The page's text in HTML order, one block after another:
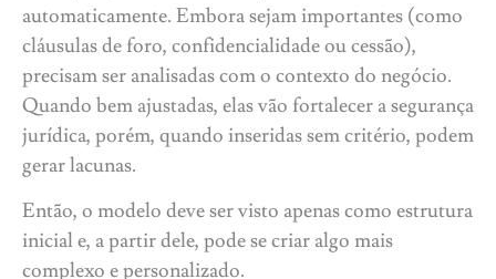
automaticamente. Embora sejam importantes (como
cláusulas de foro, confidencialidade ou cessão),
precisam ser analisadas com o contexto do negócio.
Quando bem ajustadas, elas vão fortalecer a segurança
jurídica, porém, quando inseridas sem critério, podem
gerar lacunas.
Então, o modelo deve ser visto apenas como estrutura
inicial e, a partir dele, pode se criar algo mais
complexo e personalizado.